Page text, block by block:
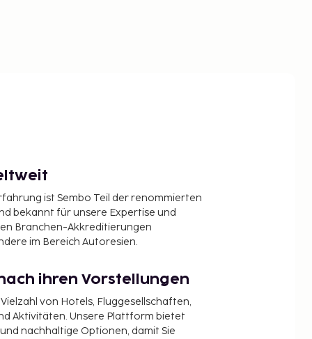
ist Sembo Teil der renommierten
bekannt für unsere Expertise und
Branchen-Akkreditierungen
im Bereich Autoresien.
ihren Vorstellungen
von Hotels, Fluggesellschaften,
Aktivitäten. Unsere Plattform bietet
nachhaltige Optionen, damit Sie